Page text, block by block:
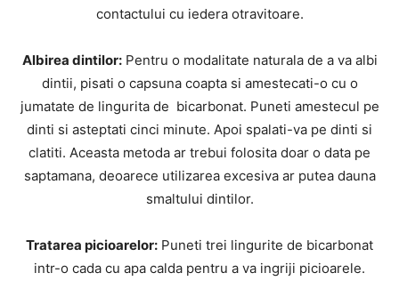
contactului cu iedera otravitoare.
Albirea dintilor:Pentru o modalitate naturala de a va albi
dintii, pisati o capsuna coapta si amestecati-o cu o
jumatate de lingurita de bicarbonat. Puneti amestecul pe
dinti si asteptati cinci minute. Apoi spalati-va pe dinti si
clatiti. Aceasta metoda ar trebui folosita doar o data pe
saptamana, deoarece utilizarea excesiva ar putea dauna
smaltului dintilor.
Tratarea picioarelor: Puneti trei lingurite de bicarbonat
intr-o cada cu apa calda pentru a va ingriji picioarele.